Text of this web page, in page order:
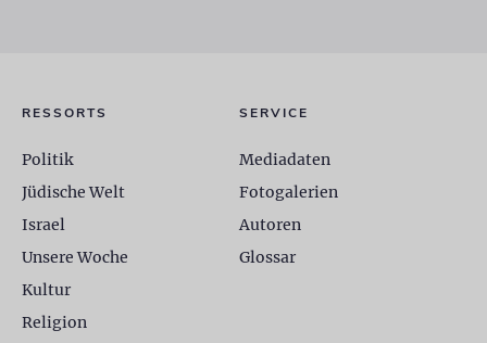
RESSORTS
Politik
Jüdische Welt
Israel
Unsere Woche
Kultur
Religion
SERVICE
Mediadaten
Fotogalerien
Autoren
Glossar